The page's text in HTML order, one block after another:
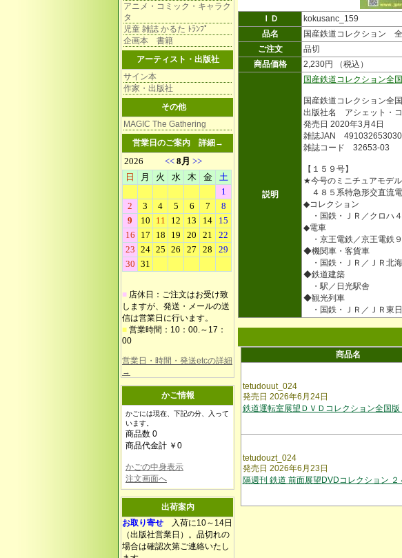
アニメ・コミック・キャラク
タ
児童 雑誌 かるた ﾄﾗﾝﾌﾟ
企画本 書籍
アーティスト・出版社
サイン本
作家・出版社
その他
MAGIC The Gathering
営業日のご案内 詳細→
■ 店休日：ご注文はお受け致
しますが、発送・メールの送
信は営業日に行います。
■ 営業時間：10：00.～17：
00
営業日・時間・発送etcの詳細
→
かご情報
かごには現在、下記の分、入って
います。
商品数 0
商品代金計 ￥0
かごの中身表示
注文画面へ
出荷案内
お取り寄せ 入荷に10～14日
（出版社営業日）。品切れの
場合は確認次第ご連絡いたし
ＩＤ
kokusanc_159
品名
国産鉄道コレクション
ご注文
品切
商品価格
2,230円 （税込）
説明
国産鉄道コレクション全
国産鉄道コレクション全
出版社名 アシェット・
発売日 2020年3月4日
雑誌JAN
雑誌コード 32653-03
【１５９号】
★今号のミニチュアモデル
４８５系特急形交直流
◆コレクション
・国鉄・ＪＲ／クロハ
◆電車
・京王電鉄／京王電鉄
◆機関車・客貨車
・国鉄・ＪＲ／ＪＲ北
◆鉄道建築
・駅／日光駅舎
◆観光列車
・国鉄・ＪＲ／ＪＲ東
商品名
tetudouut_024
発売日 2026年6月24日
鉄道運転室展望ＤＶＤコレクション全国版
tetudouzt_024
発売日 2026年6月23日
隔週刊 鉄道 前面展望DVDコレクション ２